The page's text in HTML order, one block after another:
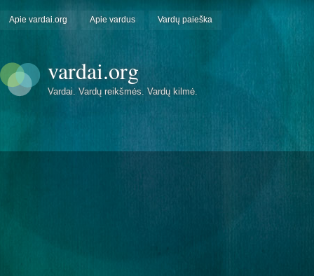
Apie vardai.org Apie vardus Vardų paieška
vardai.org
Vardai. Vardų reikšmės. Vardų kilmė.